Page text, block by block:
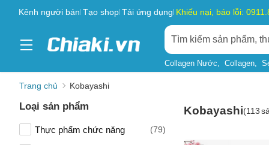
Kênh người bán Tạo shop Tải ứng dụng Khiếu nại, báo lỗi:
Collagen Nước Collagen
Trang chủ Kobayashi
Loại sản phẩm
Thực phẩm chức năng (79)
Kobayashi(113